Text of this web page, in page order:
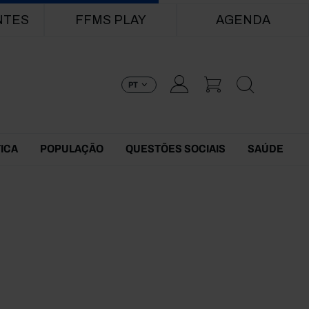
FFMS PLAY AGENDA
PT
POPULAÇÃO QUESTÕES SOCIAIS SAÚDE